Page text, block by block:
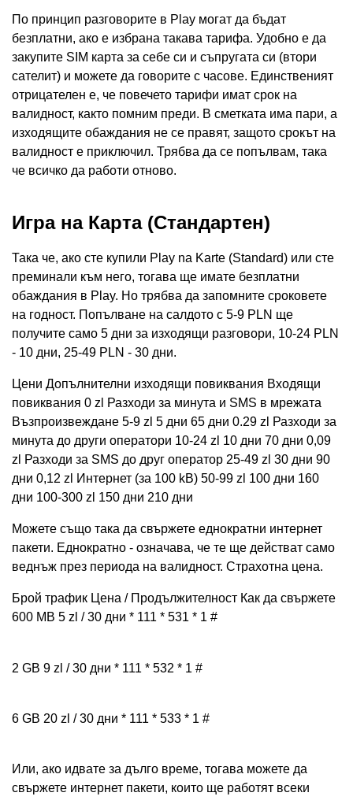
По принцип разговорите в Play могат да бъдат
безплатни, ако е избрана такава тарифа. Удобно е да
закупите SIM карта за себе си и съпругата си (втори
сателит) и можете да говорите с часове. Единственият
отрицателен е, че повечето тарифи имат срок на
валидност, както помним преди. В сметката има пари, а
изходящите обаждания не се правят, защото срокът на
валидност е приключил. Трябва да се попълвам, така
че всичко да работи отново.
Игра на Карта (Стандартен)
Така че, ако сте купили Play na Karte (Standard) или сте
преминали към него, тогава ще имате безплатни
обаждания в Play. Но трябва да запомните сроковете
на годност. Попълване на салдото с 5-9 PLN ще
получите само 5 дни за изходящи разговори, 10-24 PLN
- 10 дни, 25-49 PLN - 30 дни.
Цени Допълнителни изходящи повиквания Входящи
повиквания 0 zl Разходи за минута и SMS в мрежата
Възпроизвеждане 5-9 zl 5 дни 65 дни 0.29 zl Разходи за
минута до други оператори 10-24 zl 10 дни 70 дни 0,09
zl Разходи за SMS до друг оператор 25-49 zl 30 дни 90
дни 0,12 zl Интернет (за 100 kB) 50-99 zl 100 дни 160
дни 100-300 zl 150 дни 210 дни
Можете също така да свържете еднократни интернет
пакети. Еднократно - означава, че те ще действат само
веднъж през периода на валидност. Страхотна цена.
Брой трафик Цена / Продължителност Как да свържете
600 MB 5 zl / 30 дни * 111 * 531 * 1 #
2 GB 9 zl / 30 дни * 111 * 532 * 1 #
6 GB 20 zl / 30 дни * 111 * 533 * 1 #
Или, ако идвате за дълго време, тогава можете да
свържете интернет пакети, които ще работят всеки